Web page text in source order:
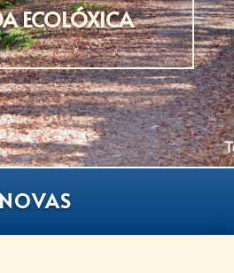
ECOLÓXICA
NOVAS